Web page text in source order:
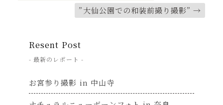
”大仙公園での和装前撮り撮影”→
Resent Post
- 最新のレポート -
お宮参り撮影 in 中山寺